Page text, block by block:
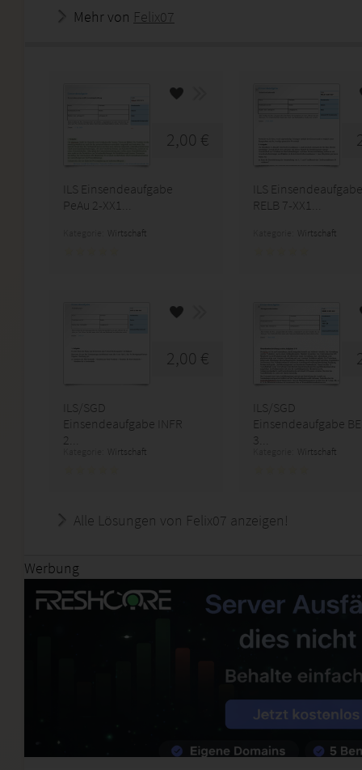
Mehr von Felix07
2,00 €
ILS Einsendeaufgabe
PeAu 2-XX1...
Wirtschaft
ILS Einsendeaufgabe
RELB 7-XX1...
Wirtschaft
2,00 €
ILS/SGD
Einsendeaufgabe INFR
2...
Wirtschaft
ILS/SGD
Einsendeaufgabe
3...
Wirtschaft
Alle Lösungen von Felix07 anzeigen!
Werbung